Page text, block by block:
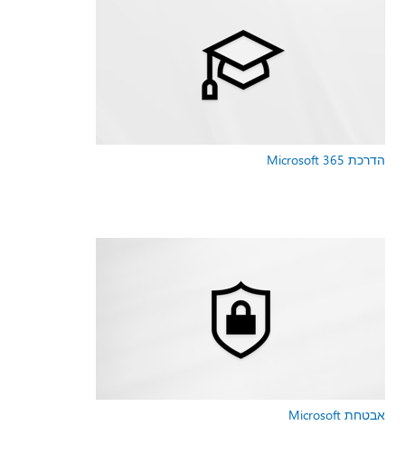
הדרכת Microsoft 365
אבטחת Microsoft